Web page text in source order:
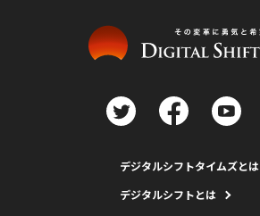
デジタルシフトタイムズとは
デジタルシフトとは